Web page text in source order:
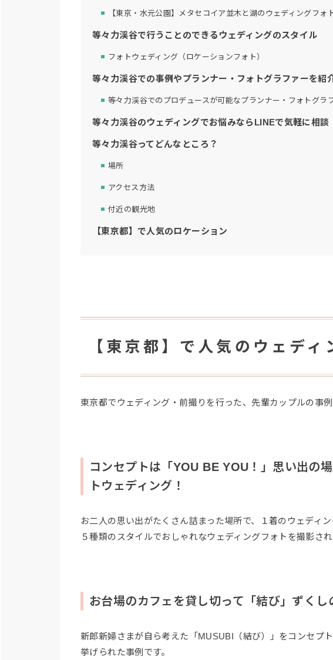
【東京・水元公園】メタセコイア並木と湖のウェディングフォ
等々力渓谷で行うことのできるウェディングのスタイル
フォトウェディング（ロケーションフォト）
等々力渓谷での事例やプランナー・フォトグラファーを紹
等々力渓谷でのプロデュースが可能なプランナー・フォトグラ
等々力渓谷のウェディングでお悩みならLINEで気軽に相談
等々力渓谷ってどんなところ？
場所
アクセス方法
付近の観光地
【東京都】で人気のロケーション
【東京都】で人気のウェディ
東京都でウェディング・前撮りを行った、先輩カップルの事
コンセプトは「YOU BE YOU！」思い出の
トウェディング！
お二人の思い出がたくさん詰まった場所で、１着のウェディ
５種類のスタイルでおしゃれなウェディングフォトを撮影され
お台場のカフェを貸し切って「結び」ずく
新郎新婦さまが自ら考えた「MUSUBI（結び）」をコンセプ
挙げられた事例です。